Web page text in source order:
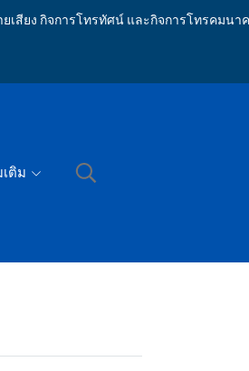
เสียง กิจการโทรทัศน์ และกิจการโทรคมนา
เติม